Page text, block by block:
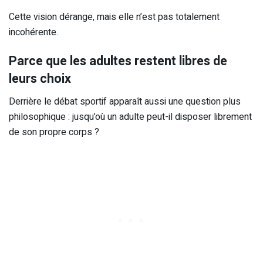
Cette vision dérange, mais elle n’est pas totalement
incohérente.
Parce que les adultes restent libres de
leurs choix
Derrière le débat sportif apparaît aussi une question plus
philosophique : jusqu’où un adulte peut-il disposer librement
de son propre corps ?